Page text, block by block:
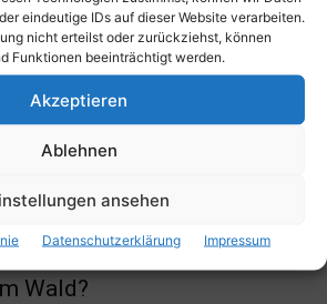
eindeutige IDs auf dieser Website verarbeiten.
nicht erteilst oder zurückziehst, können
Funktionen beeinträchtigt werden.
Akzeptieren
Ablehnen
ansehen
Datenschutzerklärung Impressum
Wald?